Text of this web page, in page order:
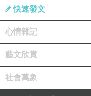
商品網址
快速發文
心情雜記
藝文欣賞
社會萬象